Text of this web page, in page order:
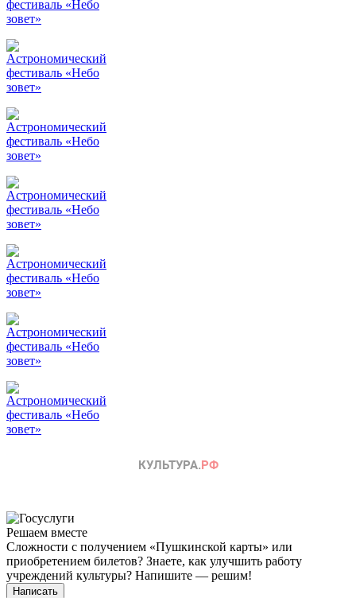
Решаем вместе
Сложности с получением «Пушкинской карты» или
приобретением билетов? Знаете, как улучшить работу
учреждений культуры? Напишите — решим!
Написать